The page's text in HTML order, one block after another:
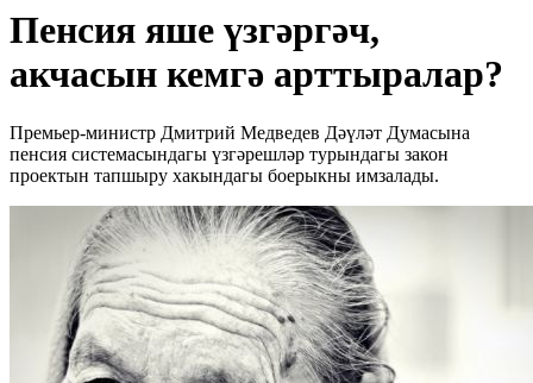
Пенсия яше үзгәргәч,
акчасын кемгә арттыралар?
Премьер-министр Дмитрий Медведев Дәүләт Думасына
пенсия системасындагы үзгәрешләр турындагы закон
проектын тапшыру хакындагы боерыкны имзалады.